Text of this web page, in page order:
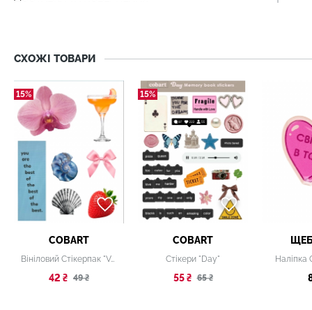
СХОЖІ ТОВАРИ
15%
COBART
Вініловий Стікерпак "Veluna"
42 ₴ 49 ₴
15%
COBART
Стікери "Day"
55 ₴ 65 ₴
Наліпка